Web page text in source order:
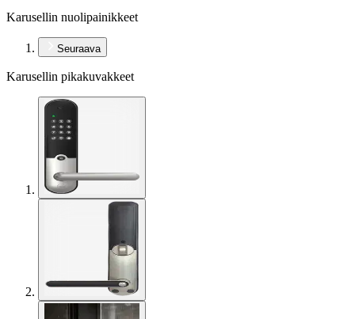
Karusellin nuolipainikkeet
Seuraava
Karusellin pikakuvakkeet